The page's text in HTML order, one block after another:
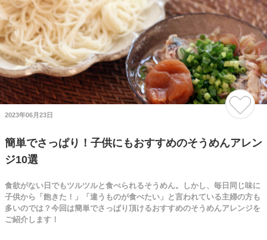
2023年06月23日
簡単でさっぱり！子供にもおすすめのそうめんアレン
ジ10選
食欲がない日でもツルツルと食べられるそうめん。しかし、毎日同じ味に
子供から「飽きた！」「違うものが食べたい」と言われている主婦の方も
多いのでは？今回は簡単でさっぱり頂けるおすすめのそうめんアレンジを
ご紹介します！